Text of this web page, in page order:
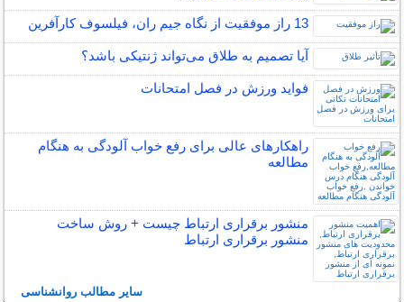
13 راز موفقیت از نگاه جیم ران، فیلسوف کارآفرین
آیا تصمیم به طلاق می‌تواند ژنتیکی باشد؟
فواید ورزش در فصل امتحانات
راهکارهای عالی برای رفع خواب آلودگی به هنگام
مطالعه
منشور برقراری ارتباط چیست + روش ساخت
منشور برقراری ارتباط
سایر مطالب روانشناسی